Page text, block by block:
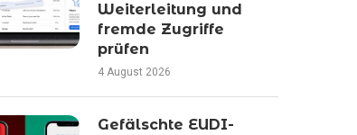
Weiterleitung und
fremde Zugriffe
prüfen
4 August 2026
Gefälschte EUDI-